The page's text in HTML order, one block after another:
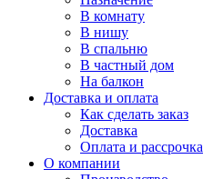
В комнату
В нишу
В спальню
В частный дом
На балкон
Доставка и оплата
Как сделать заказ
Доставка
Оплата и рассрочка
О компании